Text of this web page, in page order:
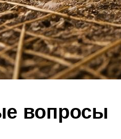
вопросы